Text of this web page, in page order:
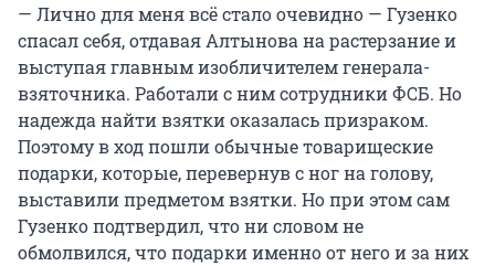
— Лично для меня всё стало очевидно — Гузенко
спасал себя, отдавая Алтынова на растерзание и
выступая главным изобличителем генерала-
взяточника. Работали с ним сотрудники ФСБ. Но
надежда найти взятки оказалась призраком.
Поэтому в ход пошли обычные товарищеские
подарки, которые, перевернув с ног на голову,
выставили предметом взятки. Но при этом сам
Гузенко подтвердил, что ни словом не
обмолвился, что подарки именно от него и за них